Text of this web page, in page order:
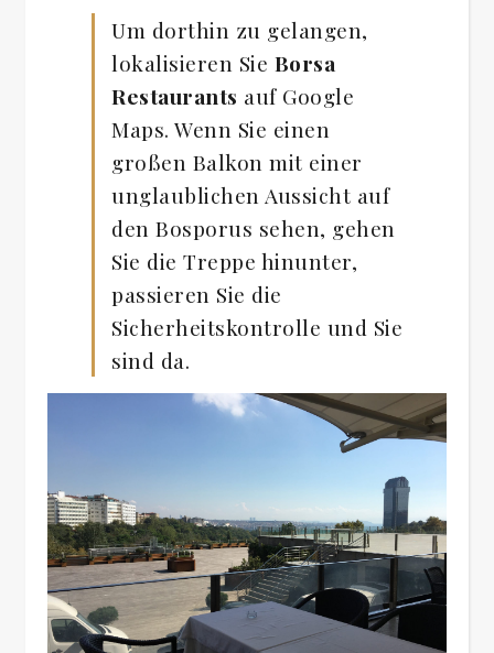
Um dorthin zu gelangen,
lokalisieren Sie Borsa
Restaurants auf Google
Maps. Wenn Sie einen
großen Balkon mit einer
unglaublichen Aussicht auf
den Bosporus sehen, gehen
Sie die Treppe hinunter,
passieren Sie die
Sicherheitskontrolle und Sie
sind da.